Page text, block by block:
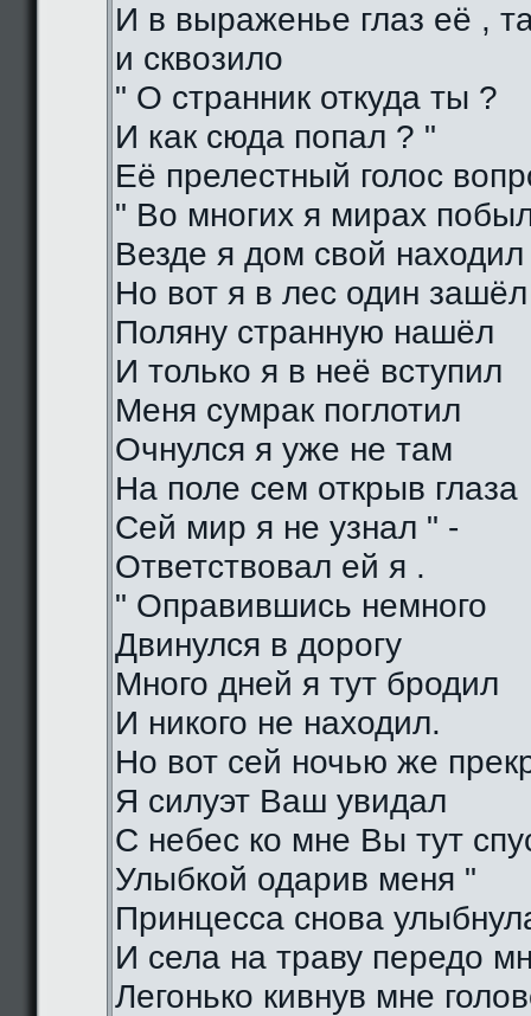
И в выраженье глаз её ,
и сквозило
" О странник откуда ты ?
И как сюда попал ? "
Её прелестный голос
" Во многих я мирах
Везде я дом свой находил
Но вот я в лес один зашёл
Поляну странную нашёл
И только я в неё вступил
Меня сумрак поглотил
Очнулся я уже не там
На поле сем открыв глаза
Сей мир я не узнал " -
Ответствовал ей я .
" Оправившись немного
Двинулся в дорогу
Много дней я тут бродил
И никого не находил.
Но вот сей ночью же
Я силуэт Ваш увидал
С небес ко мне Вы тут
Улыбкой одарив меня "
Принцесса снова
И села на траву передо
Легонько кивнув мне